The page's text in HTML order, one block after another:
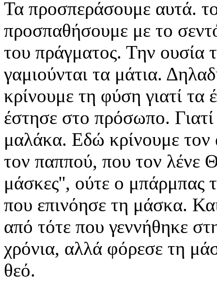
Τα προσπεράσουμε αυτά. το
προσπαθήσουμε με το
του πράγματος. Την ουσία
γαμιούνται τα μάτια.
κρίνουμε τη φύση γιατί τα
έστησε στο πρόσωπο.
μαλάκα. Εδώ κρίνουμε
τον παππού, που τον λένε
μάσκες'', ούτε ο μπάρμπας
που επινόησε τη μάσκα.
από τότε που γεννήθηκε
χρόνια, αλλά φόρεσε τη
θεό.